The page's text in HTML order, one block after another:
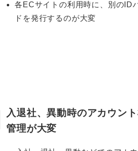
各ECサイトの利用時に、別のID
ドを発行するのが大変
入退社、異動時のアカウン
管理が大変